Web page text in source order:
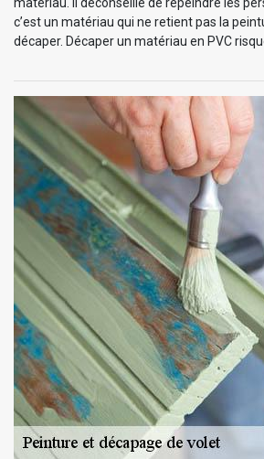
c’est un matériau qui ne retient pas la
décaper. Décaper un matériau en PVC